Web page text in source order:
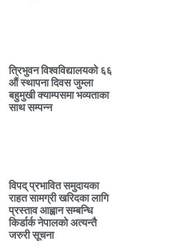
त्रिभुवन विश्वविद्यालयको ६६
औं स्थापना दिवस जुम्ला
बहुमुखी क्याम्पसमा भव्यताका
साथ सम्पन्न
विपद् प्रभावित समुदायका
राहत सामग्री खरिदका लागि
प्रस्ताव आह्वान सम्बन्धि
किर्डार्क नेपालको अत्यन्तै
जरुरी सूचना